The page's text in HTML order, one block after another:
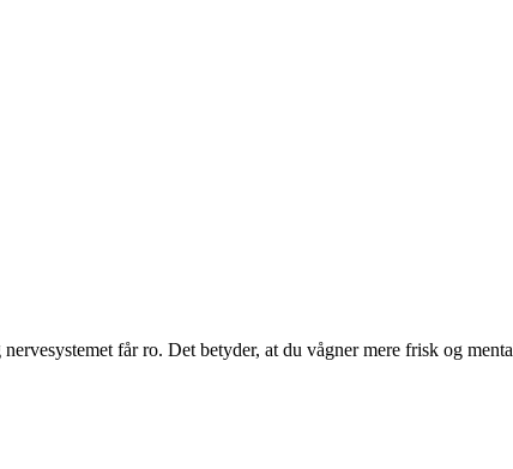
får ro. Det betyder, at du vågner mere frisk og